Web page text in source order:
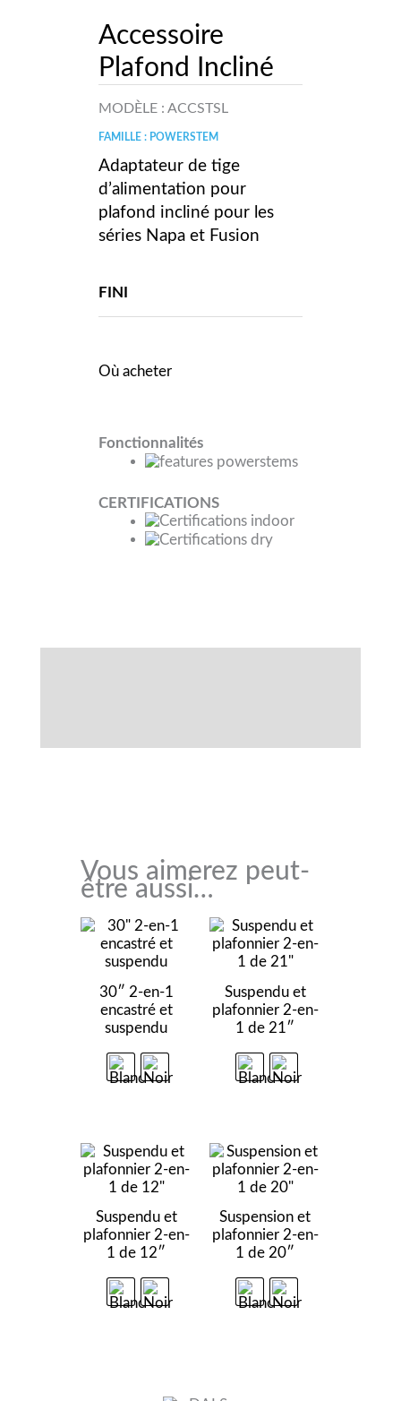
Accessoire
Plafond Incliné
MODÈLE : ACCSTSL
FAMILLE : POWERSTEM
Adaptateur de tige
d’alimentation pour
plafond incliné pour les
séries Napa et Fusion
FINI
Où acheter
Fonctionnalités
CERTIFICATIONS
Vous aimerez peut-
être aussi…
30″ 2-en-1
encastré et
suspendu
Suspendu et
plafonnier 2-en-
1 de 21″
Suspendu et
plafonnier 2-en-
1 de 12″
Suspension et
plafonnier 2-en-
1 de 20″